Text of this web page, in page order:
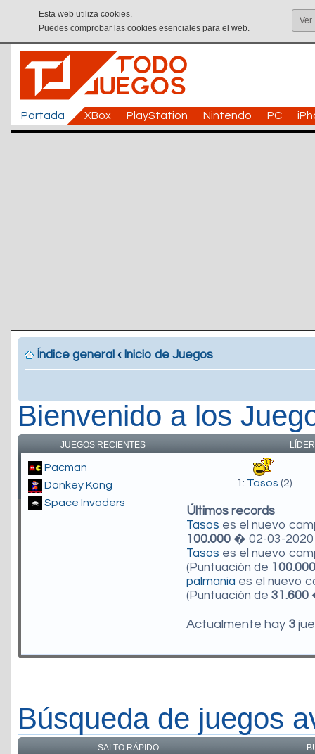
Esta web utiliza cookies.
Puedes comprobar las cookies esenciales para el web.
Ver
Portada XBox PlayStation Nintendo PC
Índice general ‹ Inicio de Juegos
Bienvenido a los
JUEGOS RECIENTES
Pacman
Donkey Kong
Space Invaders
1: Tasos (2)
Últimos records
Tasos es el nuevo
100.000 � 02-03-2020
Tasos es el nuevo
(Puntuación de 100.000
palmania es el nuevo
(Puntuación de 31.600
Actualmente hay 3
Búsqueda de juegos
SALTO RÁPIDO